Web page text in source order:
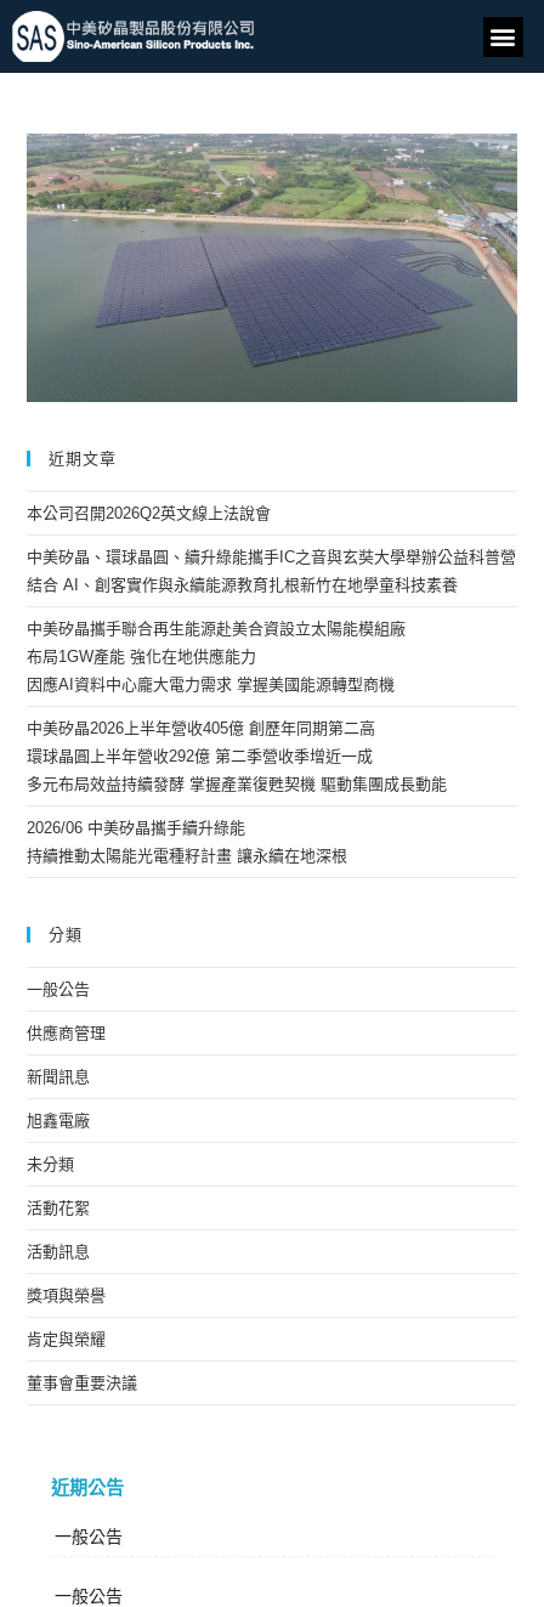
近期文章
本公司召開2026Q2英文線上法說會
中美矽晶、環球晶圓、續升綠能攜手IC之音與玄奘大學舉辦公益科普營
結合 AI、創客實作與永續能源教育扎根新竹在地學童科技素養
中美矽晶攜手聯合再生能源赴美合資設立太陽能模組廠
布局1GW產能 強化在地供應能力
因應AI資料中心龐大電力需求 掌握美國能源轉型商機
中美矽晶2026上半年營收405億 創歷年同期第二高
環球晶圓上半年營收292億 第二季營收季增近一成
多元布局效益持續發酵 掌握產業復甦契機 驅動集團成長動能
2026/06 中美矽晶攜手續升綠能
持續推動太陽能光電種籽計畫 讓永續在地深根
分類
一般公告
供應商管理
新聞訊息
旭鑫電廠
未分類
活動花絮
活動訊息
獎項與榮譽
肯定與榮耀
董事會重要決議
近期公告
一般公告
一般公告